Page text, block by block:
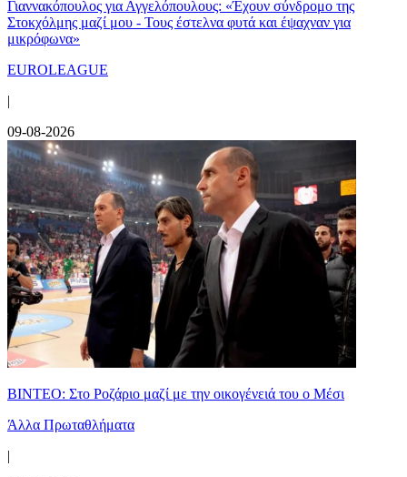
Γιαννακόπουλος για Αγγελόπουλους: «Έχουν σύνδρομο της
Στοκχόλμης μαζί μου - Τους έστελνα φυτά και έψαχναν για
μικρόφωνα»
EUROLEAGUE
|
09-08-2026
ΒΙΝΤΕΟ: Στο Ροζάριο μαζί με την οικογένειά του ο Μέσι
Άλλα Πρωταθλήματα
|